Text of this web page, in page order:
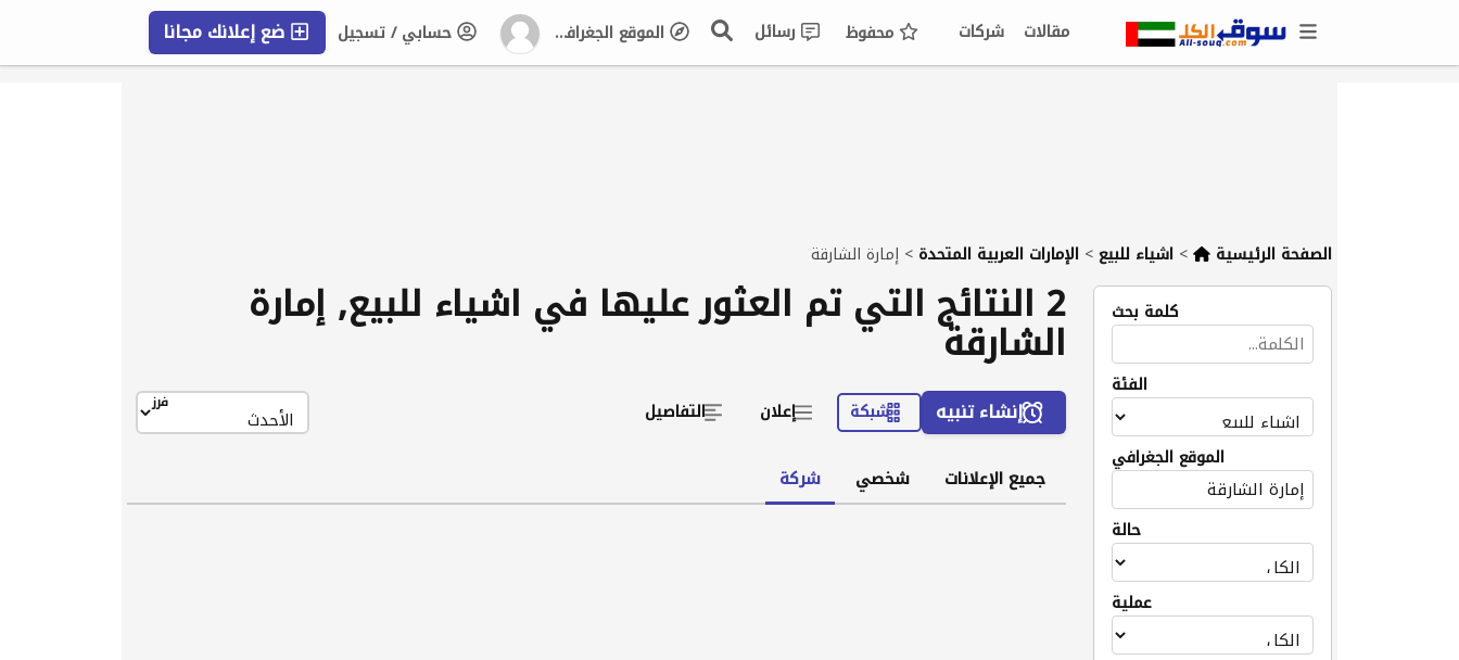
ضع إعلانك مجانا حسابي / تسجيل الموقع الجغرافي رسائل محفوظ شركات
مقالات
التعليمات
الصفحة الرئيسية > اشياء للبيع> الإمارات العربية المتحدة > إمارة الشارقة
كلمة بحث
الفئة
الموقع الجغرافي
حالة
عملية
2 النتائج التي تم العثور عليها في اشياء للبيع, إمارة
الشارقة
إنشاء تنبيه شبكة إعلان التفاصيل فرز
جميع الإعلانات شخصي شركة